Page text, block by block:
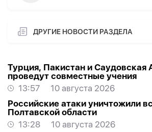
ДРУГИЕ НОВОСТИ РАЗДЕЛА
Турция, Пакистан и Саудовская
проведут совместные учения
13:57
10 августа 2026
Российские атаки уничтожили
Полтавской области
13:28
10 августа 2026